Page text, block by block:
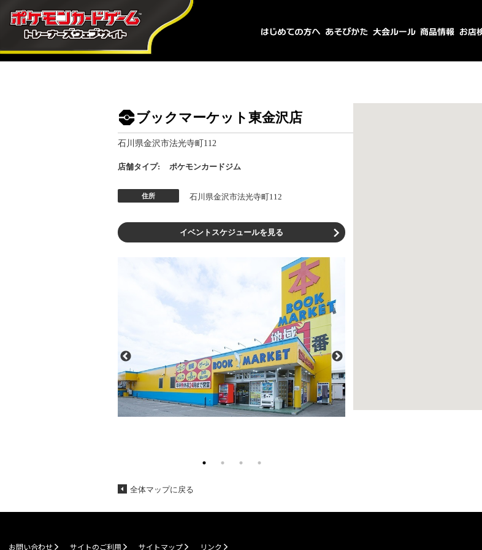
ブックマーケット東金沢店
石川県金沢市法光寺町112
店舗タイプ: ポケモンカードジム
住所 石川県金沢市法光寺町112
イベントスケジュールを見る
全体マップに戻る
お問い合わせ サイトのご利用 サイトマップ リンク